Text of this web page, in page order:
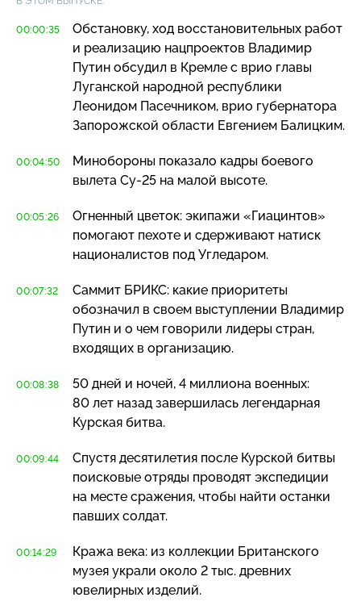
00:00:35
Обстановку, ход восстановительных работ
и реализацию нацпроектов Владимир
Путин обсудил в Кремле с врио главы
Луганской народной республики
Леонидом Пасечником, врио губернатора
Запорожской области Евгением Балицким.
00:04:50
Минобороны показало кадры боевого
вылета Су-25 на малой высоте.
00:05:26
Огненный цветок: экипажи «Гиацинтов»
помогают пехоте и сдерживают натиск
националистов под Угледаром.
00:07:32
Саммит БРИКС: какие приоритеты
обозначил в своем выступлении Владимир
Путин и о чем говорили лидеры стран,
входящих в организацию.
00:08:38
50 дней и ночей, 4 миллиона военных:
80 лет назад завершилась легендарная
Курская битва.
00:09:44
Спустя десятилетия после Курской битвы
поисковые отряды проводят экспедиции
на месте сражения, чтобы найти останки
павших солдат.
00:14:29
Кража века: из коллекции Британского
музея украли около 2 тыс. древних
ювелирных изделий.